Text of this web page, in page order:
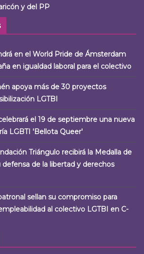
y del PP
en el World Pride de Ámsterdam
en igualdad laboral para el colectivo
apoya más de 30 proyectos
LGTBI
el 19 de septiembre una nueva
LGBTI 'Bellota Queer'
Triángulo recibirá la Medalla de
defensa de la libertad y derechos
sellan su compromiso para
al colectivo LGTBI en C-